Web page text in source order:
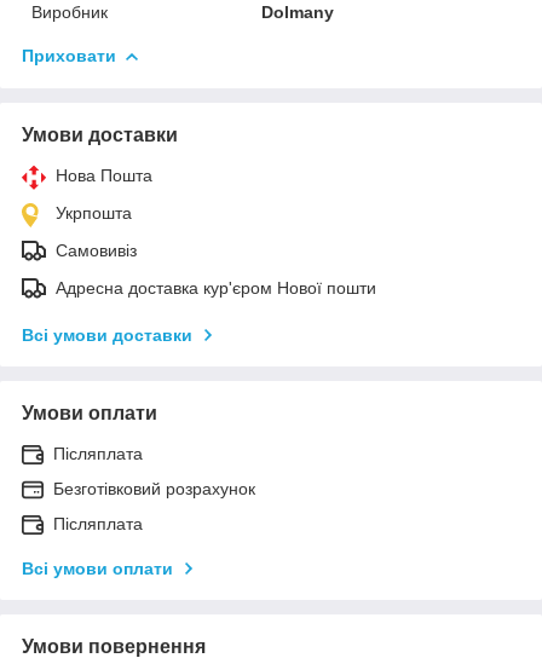
Виробник
Dolmany
Приховати
Умови доставки
Нова Пошта
Укрпошта
Самовивіз
Адресна доставка кур'єром Нової пошти
Всі умови доставки
Умови оплати
Післяплата
Безготівковий розрахунок
Післяплата
Всі умови оплати
Умови повернення